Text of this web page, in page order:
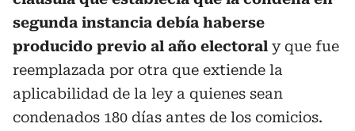
segunda instancia debía haberse
producido previo al año electoral y que fue
reemplazada por otra que extiende la
aplicabilidad de la ley a quienes sean
condenados 180 días antes de los comicios.